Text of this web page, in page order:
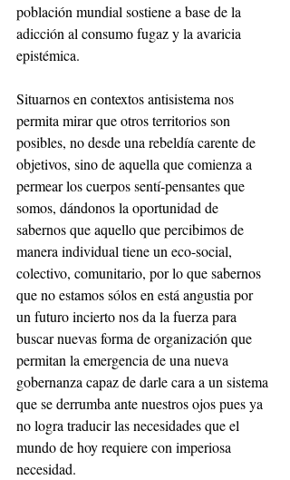
población mundial sostiene a base de la
adicción al consumo fugaz y la avaricia
epistémica.
Situarnos en contextos antisistema nos
permita mirar que otros territorios son
posibles, no desde una rebeldía carente de
objetivos, sino de aquella que comienza a
permear los cuerpos sentí-pensantes que
somos, dándonos la oportunidad de
sabernos que aquello que percibimos de
manera individual tiene un eco-social,
colectivo, comunitario, por lo que sabernos
que no estamos sólos en está angustia por
un futuro incierto nos da la fuerza para
buscar nuevas forma de organización que
permitan la emergencia de una nueva
gobernanza capaz de darle cara a un sistema
que se derrumba ante nuestros ojos pues ya
no logra traducir las necesidades que el
mundo de hoy requiere con imperiosa
necesidad.